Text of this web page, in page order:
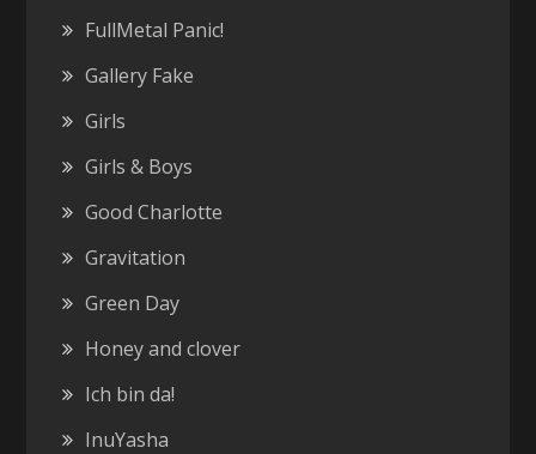
FullMetal Panic!
Gallery Fake
Girls
Girls & Boys
Good Charlotte
Gravitation
Green Day
Honey and clover
Ich bin da!
InuYasha